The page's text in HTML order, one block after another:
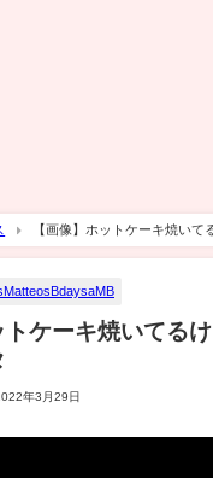
【画像】ホットケーキ焼いて
トケーキ焼いてる
年3月29日